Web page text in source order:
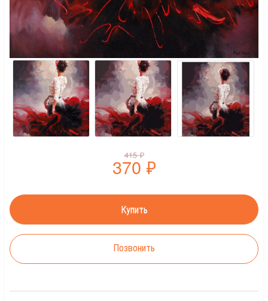
415₽
370 ₽
Позвонить